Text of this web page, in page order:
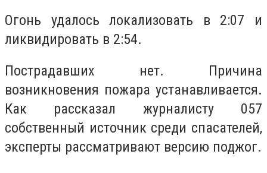
Огонь удалось локализовать в 2:07 и
ликвидировать в 2:54.
Пострадавших нет. Причина
возникновения пожара устанавливается.
Как рассказал журналисту 057
собственный источник среди спасателей,
эксперты рассматривают версию поджог.